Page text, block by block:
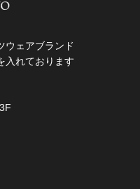
ウェアブランド
入れております